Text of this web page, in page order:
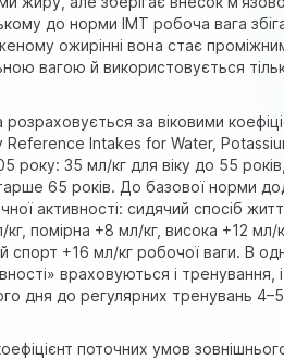
до норми ІМТ робоча вага
ожирінні вона стає
вагою й використовується
за віковими
Reference Intakes for Water,
року: 35 мл/кг для віку до 55
65 років. До базової норми
активності: сидячий спосіб
кг, помірна +8 мл/кг, висока +12
спорт +16 мл/кг робочої ваги. В
враховуються і тренування,
дня до регулярних тренувань 4–5
поточних умов